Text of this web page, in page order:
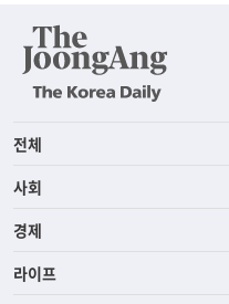
전체
사회
경제
라이프